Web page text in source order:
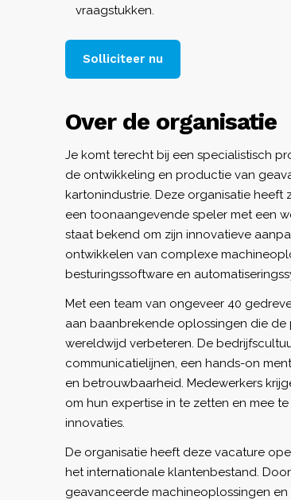
vraagstukken.
Solliciteer nu
Over de organisatie
Je komt terecht bij een specialistisch
de ontwikkeling en productie van
kartonindustrie. Deze organisatie
een toonaangevende speler met een
staat bekend om zijn innovatieve
ontwikkelen van complexe
besturingssoftware en
Met een team van ongeveer 40
aan baanbrekende oplossingen die
wereldwijd verbeteren. De
communicatielijnen, een hands-on
en betrouwbaarheid. Medewerkers
om hun expertise in te zetten en mee
innovaties.
De organisatie heeft deze vacature
het internationale klantenbestand.
geavanceerde machineoplossingen